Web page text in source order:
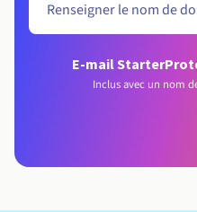
E-mail Starter
Inclus avec un nom